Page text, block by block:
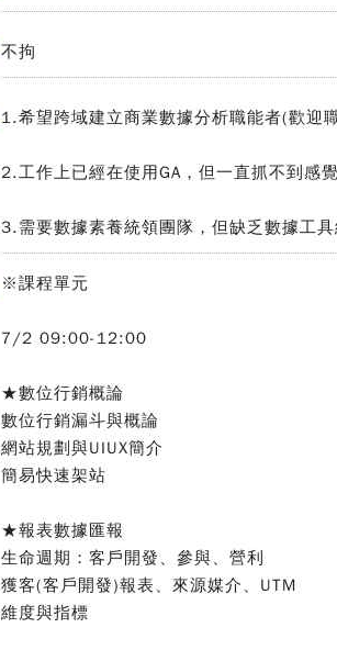
不拘
1.希望跨域建立商業數據分析職能者(歡迎
2.工作上已經在使用GA，但一直抓不到感
3.需要數據素養統領團隊，但缺乏數據工
※課程單元
7/2 09:00-12:00
★數位行銷概論
數位行銷漏斗與概論
網站規劃與UIUX簡介
簡易快速架站
★報表數據匯報
生命週期：客戶開發、參與、營利
獲客(客戶開發)報表、來源媒介、UTM
維度與指標